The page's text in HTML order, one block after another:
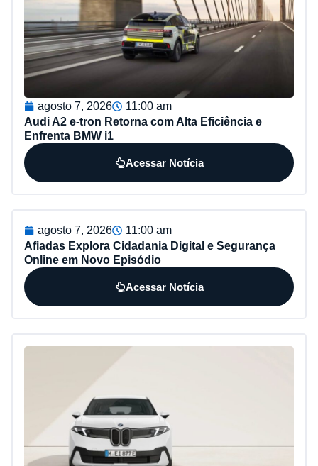
agosto 7, 2026
11:00 am
Audi A2 e-tron Retorna com Alta Eficiência e
Enfrenta BMW i1
Acessar Notícia
agosto 7, 2026
11:00 am
Afiadas Explora Cidadania Digital e Segurança
Online em Novo Episódio
Acessar Notícia